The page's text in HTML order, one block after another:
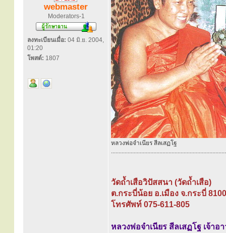
webmaster
Moderators-1
ลงทะเบียนเมื่อ: 04 มิ.ย. 2004,
01:20
โพสต์: 1807
หลวงพ่อจำเนียร สีลเสฏโฐ
............................................................................
วัดถ้ำเสือวิปัสสนา (วัดถ้ำเสือ)
ต.กระบี่น้อย อ.เมือง จ.กระบี่
โทรศัพท์ 075-611-805
หลวงพ่อจำเนียร สีลเสฏโฐ เจ้าอ